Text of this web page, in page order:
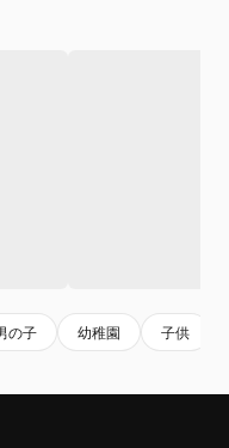
の子 幼稚園 子供